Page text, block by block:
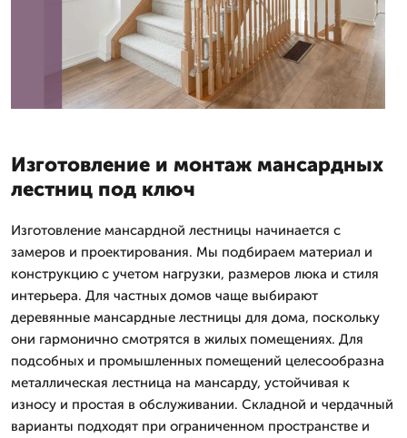
Изготовление и монтаж мансардных
лестниц под ключ
Изготовление мансардной лестницы начинается с
замеров и проектирования. Мы подбираем материал и
конструкцию с учетом нагрузки, размеров люка и стиля
интерьера. Для частных домов чаще выбирают
деревянные мансардные лестницы для дома, поскольку
они гармонично смотрятся в жилых помещениях. Для
подсобных и промышленных помещений целесообразна
металлическая лестница на мансарду, устойчивая к
износу и простая в обслуживании. Складной и чердачный
варианты подходят при ограниченном пространстве и